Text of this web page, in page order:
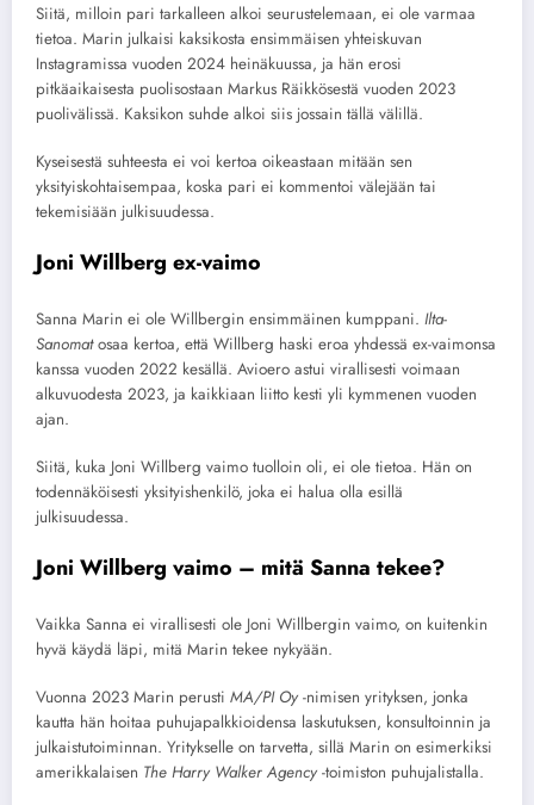
Siitä, milloin pari tarkalleen alkoi seurustelemaan, ei ole varmaa
tietoa. Marin julkaisi kaksikosta ensimmäisen yhteiskuvan
Instagramissa vuoden 2024 heinäkuussa, ja hän erosi
pitkäaikaisesta puolisostaan Markus Räikkösestä vuoden 2023
puolivälissä. Kaksikon suhde alkoi siis jossain tällä välillä.
Kyseisestä suhteesta ei voi kertoa oikeastaan mitään sen
yksityiskohtaisempaa, koska pari ei kommentoi välejään tai
tekemisiään julkisuudessa.
Joni Willberg ex-vaimo
Sanna Marin ei ole Willbergin ensimmäinen kumppani. Ilta-
Sanomatosaa kertoa, että Willberg haski eroa yhdessä ex-vaimonsa
kanssa vuoden 2022 kesällä. Avioero astui virallisesti voimaan
alkuvuodesta 2023, ja kaikkiaan liitto kesti yli kymmenen vuoden
ajan.
Siitä, kuka Joni Willberg vaimo tuolloin oli, ei ole tietoa. Hän on
todennäköisesti yksityishenkilö, joka ei halua olla esillä
julkisuudessa.
Joni Willberg vaimo – mitä Sanna tekee?
Vaikka Sanna ei virallisesti ole Joni Willbergin vaimo, on kuitenkin
hyvä käydä läpi, mitä Marin tekee nykyään.
Vuonna 2023 Marin perusti MA/PI Oy -nimisen yrityksen, jonka
kautta hän hoitaa puhujapalkkioidensa laskutuksen, konsultoinnin ja
julkaistutoiminnan. Yritykselle on tarvetta, sillä Marin on esimerkiksi
amerikkalaisen The Harry Walker Agency -toimiston puhujalistalla.